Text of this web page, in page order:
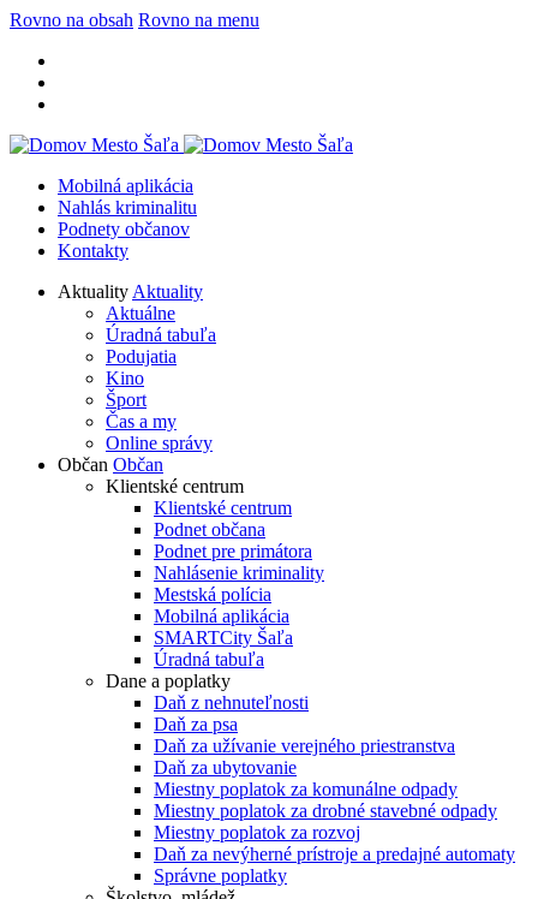
Rovno na obsah Rovno na menu
Mobilná aplikácia
Nahlás kriminalitu
Podnety občanov
Kontakty
Aktuality Aktuality
Aktuálne
Úradná tabuľa
Podujatia
Kino
Šport
Čas a my
Online správy
Občan Občan
Klientské centrum
Klientské centrum
Podnet občana
Podnet pre primátora
Nahlásenie kriminality
Mestská polícia
Mobilná aplikácia
SMARTCity Šaľa
Úradná tabuľa
Dane a poplatky
Daň z nehnuteľnosti
Daň za psa
Daň za užívanie verejného priestranstva
Daň za ubytovanie
Miestny poplatok za komunálne odpady
Miestny poplatok za drobné stavebné odpady
Miestny poplatok za rozvoj
Daň za nevýherné prístroje a predajné automaty
Správne poplatky